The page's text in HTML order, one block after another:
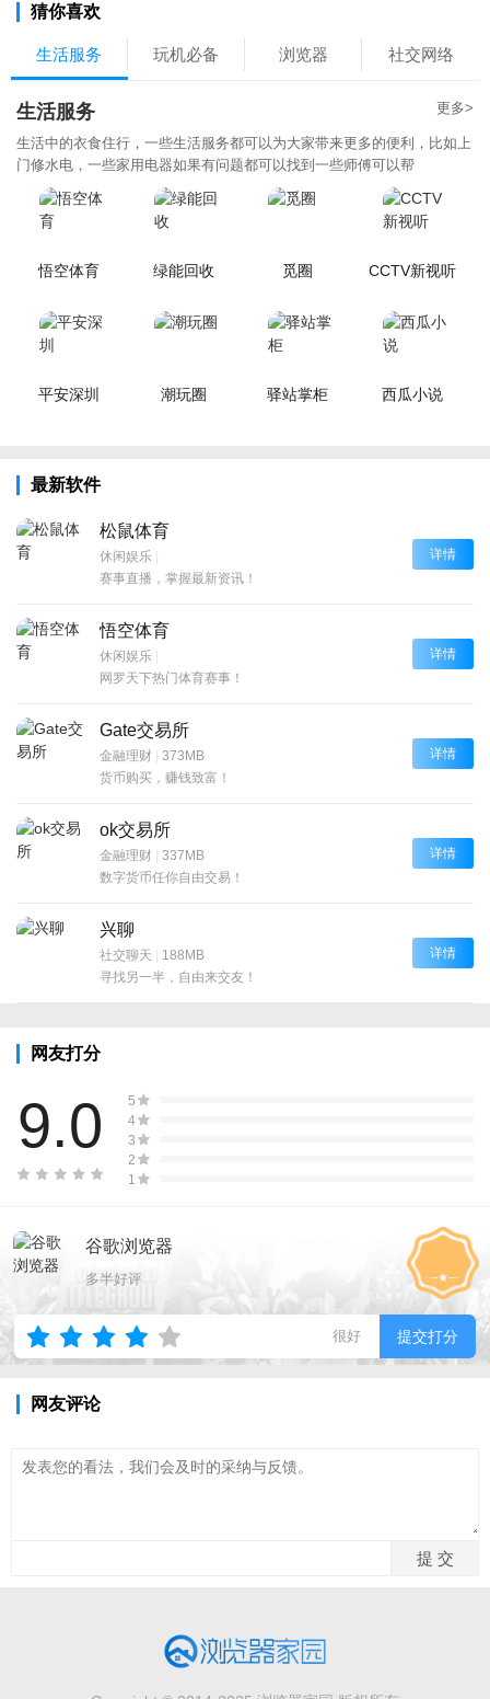
猜你喜欢
生活服务 玩机必备 浏览器 社交网络
生活服务 更多>
生活中的衣食住行，一些生活服务都可以为大家带来更多的便利，比如上
门修水电，一些家用电器如果有问题都可以找到一些师傅可以帮
悟空体育 绿能回收 觅圈 CCTV新视听
平安深圳 潮玩圈 驿站掌柜 西瓜小说
最新软件
松鼠体育
休闲娱乐 |
赛事直播，掌握最新资讯！
详情
悟空体育
休闲娱乐 |
网罗天下热门体育赛事！
详情
Gate交易所
金融理财 | 373MB
货币购买，赚钱致富！
详情
ok交易所
金融理财 | 337MB
数字货币任你自由交易！
详情
兴聊
社交聊天 | 188MB
寻找另一半，自由来交友！
详情
网友打分
9.0
5
4
3
2
1
谷歌浏览器
多半好评
很好 提交打分
网友评论